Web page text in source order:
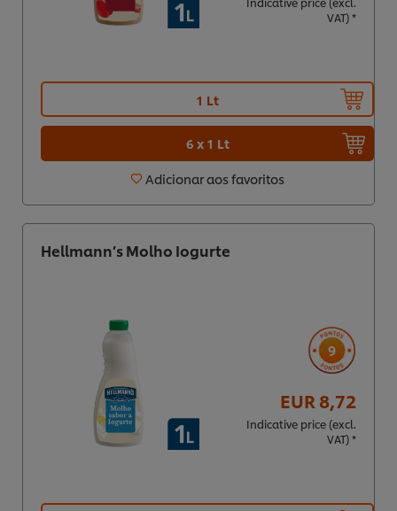
VAT) *
1 Lt
6 x 1 Lt
Adicionar aos favoritos
Hellmann’s Molho Iogurte
9
Indicative price (excl.
VAT) *
EUR 8,72